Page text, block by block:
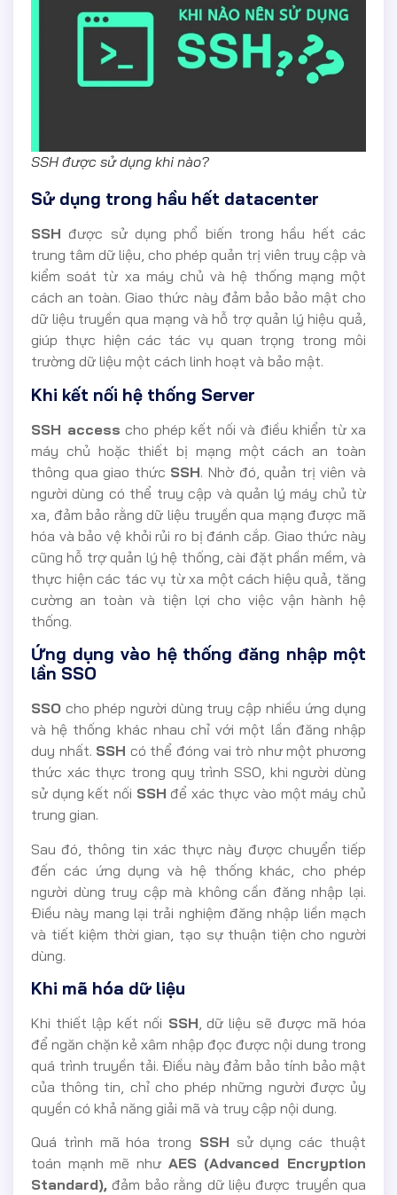
SSH được sử dụng khi nào?
Sử dụng trong hầu hết datacenter
SSH được sử dụng phổ biến trong hầu hết các
trung tâm dữ liệu, cho phép quản trị viên truy cập và
kiểm soát từ xa máy chủ và hệ thống mạng một
cách an toàn. Giao thức này đảm bảo bảo mật cho
dữ liệu truyền qua mạng và hỗ trợ quản lý hiệu quả,
giúp thực hiện các tác vụ quan trọng trong môi
trường dữ liệu một cách linh hoạt và bảo mật.
Khi kết nối hệ thống Server
SSH access cho phép kết nối và điều khiển từ xa
máy chủ hoặc thiết bị mạng một cách an toàn
thông qua giao thức SSH. Nhờ đó, quản trị viên và
người dùng có thể truy cập và quản lý máy chủ từ
xa, đảm bảo rằng dữ liệu truyền qua mạng được mã
hóa và bảo vệ khỏi rủi ro bị đánh cắp. Giao thức này
cũng hỗ trợ quản lý hệ thống, cài đặt phần mềm, và
thực hiện các tác vụ từ xa một cách hiệu quả, tăng
cường an toàn và tiện lợi cho việc vận hành hệ
thống.
Ứng dụng vào hệ thống đăng nhập một
lần SSO
SSO cho phép người dùng truy cập nhiều ứng dụng
và hệ thống khác nhau chỉ với một lần đăng nhập
duy nhất. SSH có thể đóng vai trò như một phương
thức xác thực trong quy trình SSO, khi người dùng
sử dụng kết nối SSH để xác thực vào một máy chủ
trung gian.
Sau đó, thông tin xác thực này được chuyển tiếp
đến các ứng dụng và hệ thống khác, cho phép
người dùng truy cập mà không cần đăng nhập lại.
Điều này mang lại trải nghiệm đăng nhập liền mạch
và tiết kiệm thời gian, tạo sự thuận tiện cho người
dùng.
Khi mã hóa dữ liệu
Khi thiết lập kết nối SSH , dữ liệu sẽ được mã hóa
để ngăn chặn kẻ xâm nhập đọc được nội dung trong
quá trình truyền tải. Điều này đảm bảo tính bảo mật
của thông tin, chỉ cho phép những người được ủy
quyền có khả năng giải mã và truy cập nội dung.
Quá trình mã hóa trong SSH sử dụng các thuật
toán mạnh mẽ như AES (Advanced Encryption
Standard), đảm bảo rằng dữ liệu được truyền qua